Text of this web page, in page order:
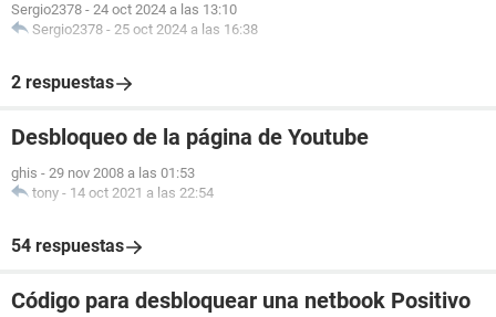
Sergio2378 - 24 oct 2024 a las 13:10
Sergio2378 - 25 oct 2024 a las 16:38
2 respuestas
Desbloqueo de la página de Youtube
ghis - 29 nov 2008 a las 01:53
tony - 14 oct 2021 a las 22:54
54 respuestas
Código para desbloquear una netbook Positivo